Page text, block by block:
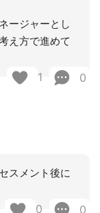
ージャーとし
え方で進めて
1 0
スメント後に
0 0